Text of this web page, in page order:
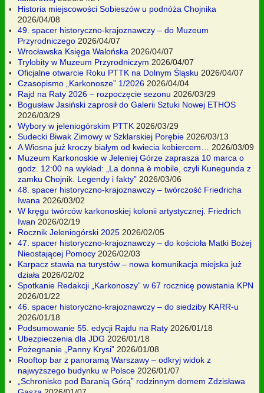
Historia miejscowości Sobieszów u podnóża Chojnika
2026/04/08
49. spacer historyczno-krajoznawczy – do Muzeum
Przyrodniczego 2026/04/07
Wrocławska Księga Walońska 2026/04/07
Trylobity w Muzeum Przyrodniczym 2026/04/07
Oficjalne otwarcie Roku PTTK na Dolnym Śląsku 2026/04/07
Czasopismo „Karkonosze” 1/2026 2026/04/04
Rajd na Raty 2026 – rozpoczęcie sezonu 2026/03/29
Bogusław Jasiński zaprosił do Galerii Sztuki Nowej ETHOS
2026/03/29
Wybory w jeleniogórskim PTTK 2026/03/29
Sudecki Biwak Zimowy w Szklarskiej Porębie 2026/03/13
A Wiosna już kroczy białym od kwiecia kobiercem…
2026/03/09
Muzeum Karkonoskie w Jeleniej Górze zaprasza 10 marca o
godz. 12:00 na wykład: „La donna è mobile, czyli Kunegunda z
zamku Chojnik. Legendy i fakty” 2026/03/06
48. spacer historyczno-krajoznawczy – twórczość Friedricha
Iwana 2026/03/02
W kręgu twórców karkonoskiej kolonii artystycznej. Friedrich
Iwan 2026/02/19
Rocznik Jeleniogórski 2025 2026/02/05
47. spacer historyczno-krajoznawczy – do kościoła Matki Bożej
Nieostającej Pomocy 2026/02/03
Karpacz stawia na turystów – nowa komunikacja miejska już
działa 2026/02/02
Spotkanie Redakcji „Karkonoszy” w 67 rocznicę powstania KPN
2026/01/22
46. spacer historyczno-krajoznawczy – do siedziby KARR-u
2026/01/18
Podsumowanie 55. edycji Rajdu na Raty 2026/01/18
Ubezpieczenia dla JDG 2026/01/18
Pożegnanie „Panny Krysi” 2026/01/08
Rooftop bar z panoramą Warszawy – odkryj widok z
najwyższego budynku w Polsce 2026/01/07
„Schronisko pod Baranią Górą” rodzinnym domem Zdzisława